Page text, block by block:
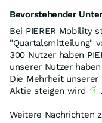
Bevorstehender
Bei PIERER Mobility
"Quartalsmitteilung"
300 Nutzer haben
unserer Nutzer
Die Mehrheit unserer
Aktie steigen wird
.
Weitere Nachrichten